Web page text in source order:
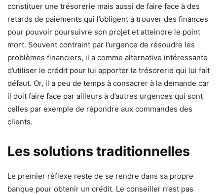
constituer une trésorerie mais aussi de faire face à des
retards de paiements qui l’obligent à trouver des finances
pour pouvoir poursuivre son projet et atteindre le point
mort. Souvent contraint par l’urgence de résoudre les
problèmes financiers, il a comme alternative intéressante
d’utiliser le crédit pour lui apporter la trésorerie qui lui fait
défaut. Or, il a peu de temps à consacrer à la demande car
il doit faire face par ailleurs à d’autres urgences qui sont
celles par exemple de répondre aux commandes des
clients.
Les solutions traditionnelles
Le premier réflexe reste de se rendre dans sa propre
banque pour obtenir un crédit. Le conseiller n’est pas